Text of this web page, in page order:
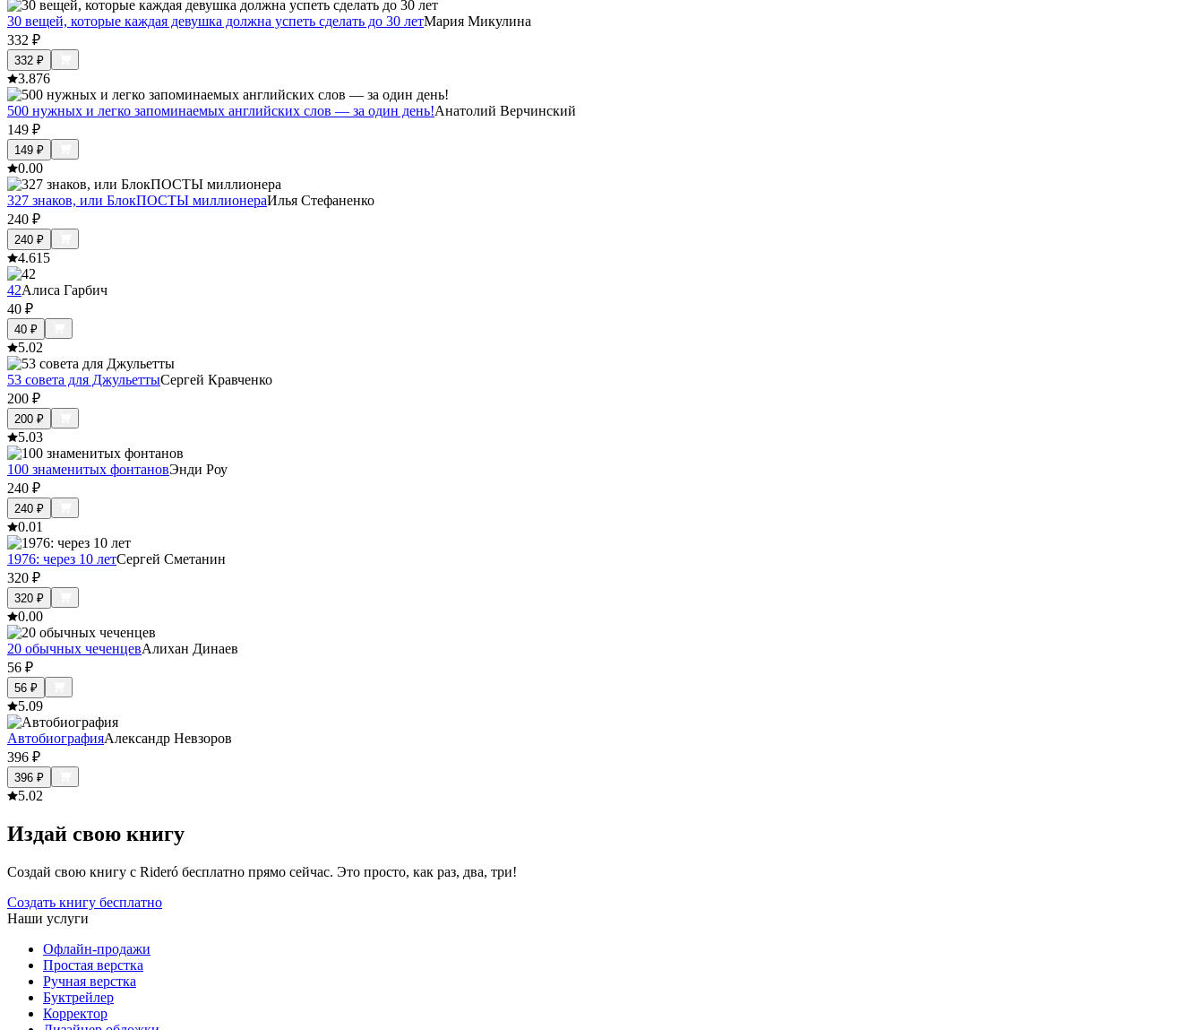
30 вещей, которые каждая девушка должна успеть сделать до 30 летМария Микулина
332 ₽
332 ₽
3.876
500 нужных и легко запоминаемых английских слов — за один день!Анатолий Верчинский
149 ₽
149 ₽
0.00
327 знаков, или БлокПОСТЫ миллионераИлья Стефаненко
240 ₽
240 ₽
4.615
42Алиса Гарбич
40 ₽
40 ₽
5.02
53 совета для ДжульеттыСергей Кравченко
200 ₽
200 ₽
5.03
100 знаменитых фонтановЭнди Роу
240 ₽
240 ₽
0.01
1976: через 10 летСергей Сметанин
320 ₽
320 ₽
0.00
20 обычных чеченцевАлихан Динаев
56 ₽
56 ₽
5.09
АвтобиографияАлександр Невзоров
396 ₽
396 ₽
5.02
Издай свою книгу
Создай свою книгу с Rideró бесплатно прямо сейчас. Это просто, как раз, два, три!
Создать книгу бесплатно
Наши услуги
Офлайн-продажи
Простая верстка
Ручная верстка
Буктрейлер
Корректор